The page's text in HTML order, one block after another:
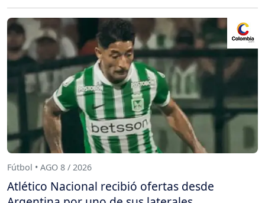
Fútbol • AGO 8 / 2026
Atlético Nacional recibió ofertas desde